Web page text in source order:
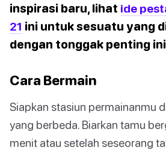
inspirasi baru, lihat ide
21 ini untuk sesuatu yang
dengan tonggak penting
Cara Bermain
Siapkan stasiun permainanmu
yang berbeda. Biarkan tamu
menit atau setelah seseorang